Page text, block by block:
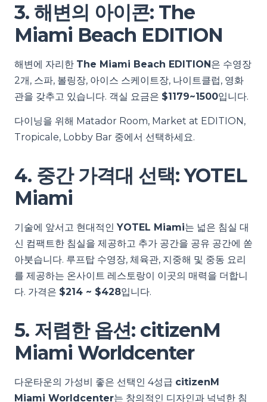
3. 해변의 아이콘: The
Miami Beach EDITION
해변에 자리한 The Miami Beach EDITION은 수영장
2개, 스파, 볼링장, 아이스 스케이트장, 나이트클럽, 영화
관을 갖추고 있습니다. 객실 요금은 $1179~1500입니다.
다이닝을 위해 Matador Room, Market at EDITION,
Tropicale, Lobby Bar 중에서 선택하세요.
4. 중간 가격대 선택: YOTEL
Miami
기술에 앞서고 현대적인 YOTEL Miami는 넓은 침실 대
신 컴팩트한 침실을 제공하고 추가 공간을 공유 공간에 쏟
아붓습니다. 루프탑 수영장, 체육관, 지중해 및 중동 요리
를 제공하는 온사이트 레스토랑이 이곳의 매력을 더합니
다. 가격은 $214 ~ $428입니다.
5. 저렴한 옵션: citizenM
Miami Worldcenter
다운타운의 가성비 좋은 선택인 4성급 citizenM
Miami Worldcenter는 창의적인 디자인과 넉넉한 침